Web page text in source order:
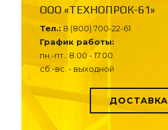
ООО «ТЕХНОПРОК-61»
Тел.: 8 (800) 700-22-61
График работы:
пн.-пт.: 8.00 - 17.00
сб.-вс. - выходной
ДОСТАВКА